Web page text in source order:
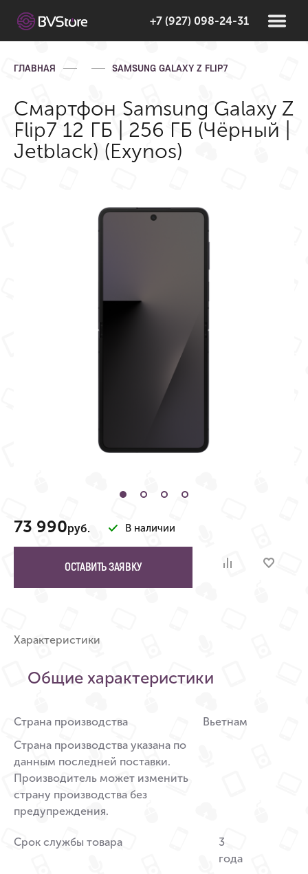
+7 (927) 098-24-31
ГЛАВНАЯ SAMSUNG GALAXY Z FLIP7
Смартфон Samsung Galaxy Z
Flip7 12 ГБ | 256 ГБ (Чёрный |
Jetblack) (Exynos)
73 990руб. В наличии
ОСТАВИТЬ ЗАЯВКУ
Характеристики
Общие характеристики
Страна производства
Страна производства указана по
данным последней поставки.
Производитель может изменить
страну производства без
предупреждения.
Вьетнам
Срок службы товара
3
года